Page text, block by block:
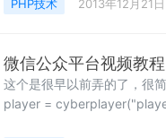
PHP技术 2013年12月21日
微信公众平台视频教程
这个是很早以前弄的了，很简
player =